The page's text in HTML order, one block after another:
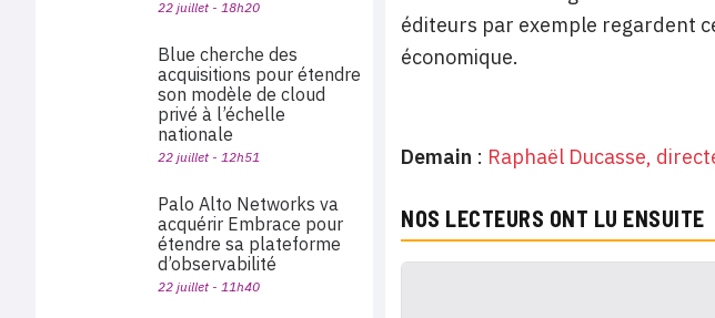
éditeurs par exemple regardent
économique.
Demain : Raphaël Ducasse,
NOS LECTEURS ONT LU ENSUITE
22 juillet - 18h20
Blue cherche des
acquisitions pour étendre
son modèle de cloud
privé à l’échelle
nationale
22 juillet - 12h51
Palo Alto Networks va
acquérir Embrace pour
étendre sa plateforme
d’observabilité
22 juillet - 11h40